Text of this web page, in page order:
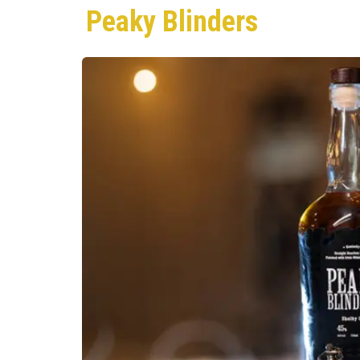
Peaky Blinders